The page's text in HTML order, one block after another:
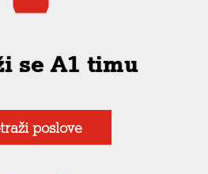
se A1 timu
poslove